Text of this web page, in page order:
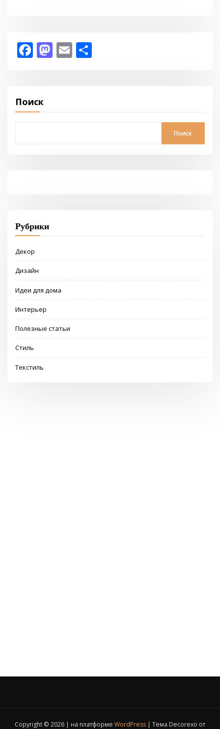
Facebook
Mastodon
Email
Поиск
Поиск
Рубрики
Декор
Дизайн
Идеи для дома
Интерьер
Полезные статьи
Стиль
Текстиль
Copyright © 2026 | на платформе WordPress | Тема Decorexo от